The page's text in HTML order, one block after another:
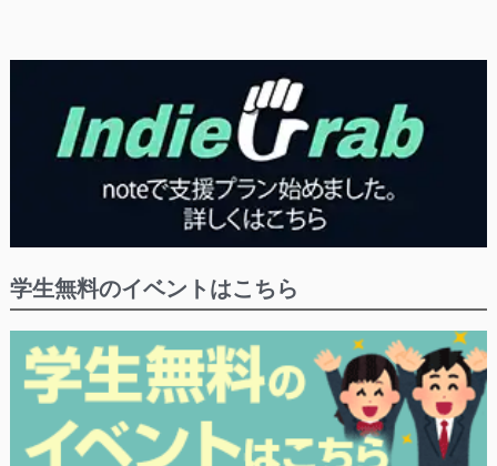
学生無料のイベントはこちら